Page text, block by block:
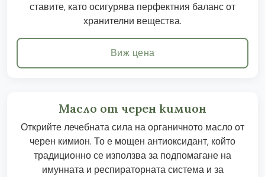
ставите, като осигурява перфектния баланс от
хранителни вещества.
Виж цена
Масло от черен кимион
Открийте лечебната сила на органичното масло от
черен кимион. То е мощен антиоксидант, който
традиционно се използва за подпомагане на
имунната и респираторната система и за